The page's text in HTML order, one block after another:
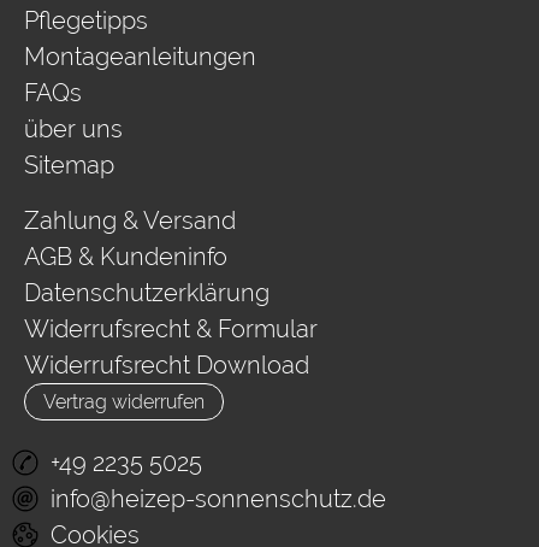
Pflegetipps
Montageanleitungen
FAQs
über uns
Sitemap
Zahlung & Versand
AGB & Kundeninfo
Datenschutzerklärung
Widerrufsrecht & Formular
Widerrufsrecht Download
Vertrag widerrufen
+49 2235 5025
info@heizep-sonnenschutz.de
Cookies